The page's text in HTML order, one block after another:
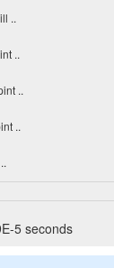
..
..
..
..
5 seconds